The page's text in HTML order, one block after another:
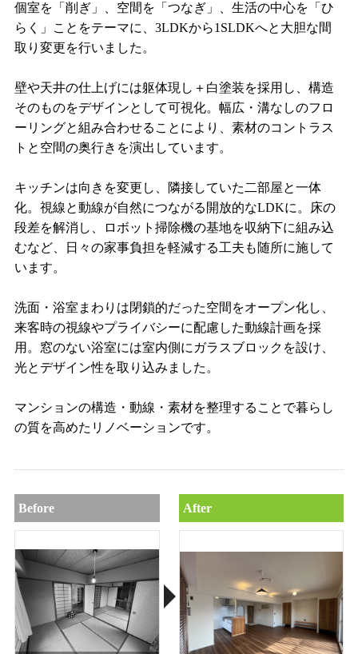
個室を「削ぎ」、空間を「つなぎ」、生活の中心を「ひ
らく」ことをテーマに、3LDKから1SLDKへと大胆な間
取り変更を行いました。
壁や天井の仕上げには躯体現し＋白塗装を採用し、構造
そのものをデザインとして可視化。幅広・溝なしのフロ
ーリングと組み合わせることにより、素材のコントラス
トと空間の奥行きを演出しています。
キッチンは向きを変更し、隣接していた二部屋と一体
化。視線と動線が自然につながる開放的なLDKに。床の
段差を解消し、ロボット掃除機の基地を収納下に組み込
むなど、日々の家事負担を軽減する工夫も随所に施して
います。
洗面・浴室まわりは閉鎖的だった空間をオープン化し、
来客時の視線やプライバシーに配慮した動線計画を採
用。窓のない浴室には室内側にガラスブロックを設け、
光とデザイン性を取り込みました。
マンションの構造・動線・素材を整理することで暮らし
の質を高めたリノベーションです。
Before After